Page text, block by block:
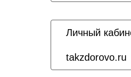
Личный
takzdorovo.ru